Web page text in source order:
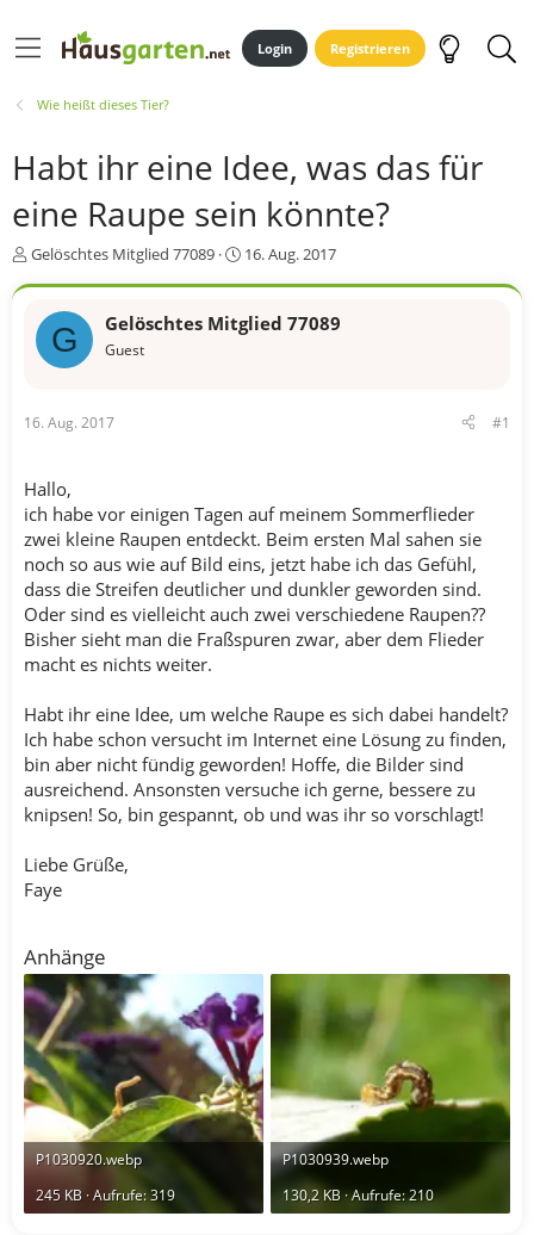
Login Registrieren
Wie heißt dieses Tier?
Habt ihr eine Idee, was das für
eine Raupe sein könnte?
E
e
r
Gelöschtes Mitglied 77089
E
t
e
16. Aug. 2017
G Gelöschtes Mitglied 77089
Guest
16. Aug. 2017 #1
Hallo,
ich habe vor einigen Tagen auf meinem Sommerflieder
zwei kleine Raupen entdeckt. Beim ersten Mal sahen sie
noch so aus wie auf Bild eins, jetzt habe ich das Gefühl,
dass die Streifen deutlicher und dunkler geworden sind.
Oder sind es vielleicht auch zwei verschiedene Raupen??
Bisher sieht man die Fraßspuren zwar, aber dem Flieder
macht es nichts weiter.
Habt ihr eine Idee, um welche Raupe es sich dabei handelt?
Ich habe schon versucht im Internet eine Lösung zu finden,
bin aber nicht fündig geworden! Hoffe, die Bilder sind
ausreichend. Ansonsten versuche ich gerne, bessere zu
knipsen! So, bin gespannt, ob und was ihr so vorschlagt!
Liebe Grüße,
Faye
Anhänge
P1030920.webp
245 KB · Aufrufe: 319
P1030939.webp
130,2 KB · Aufrufe: 210